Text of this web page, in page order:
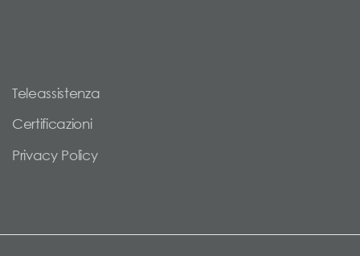
Teleassistenza
Certificazioni
Privacy Policy